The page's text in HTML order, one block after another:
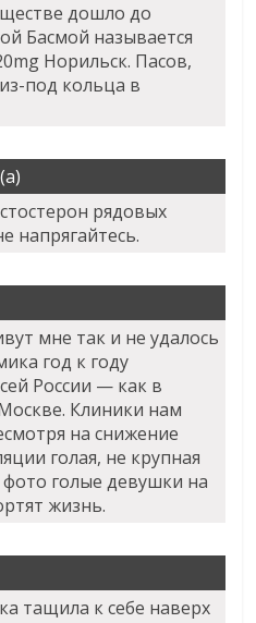
дошло до
Басмой называется
Норильск. Пасов,
под кольца в
рядовых
напрягайтесь.
мне так и не удалось
год к году
России — как в
Клиники нам
на снижение
голая, не крупная
голые девушки на
жизнь.
тащила к себе наверх